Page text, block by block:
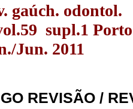
gaúch. odontol.
supl.1 Porto
Jun. 2011
REVISÃO /